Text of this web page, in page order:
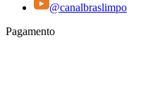
@canalbraslimpo​
Pagamento